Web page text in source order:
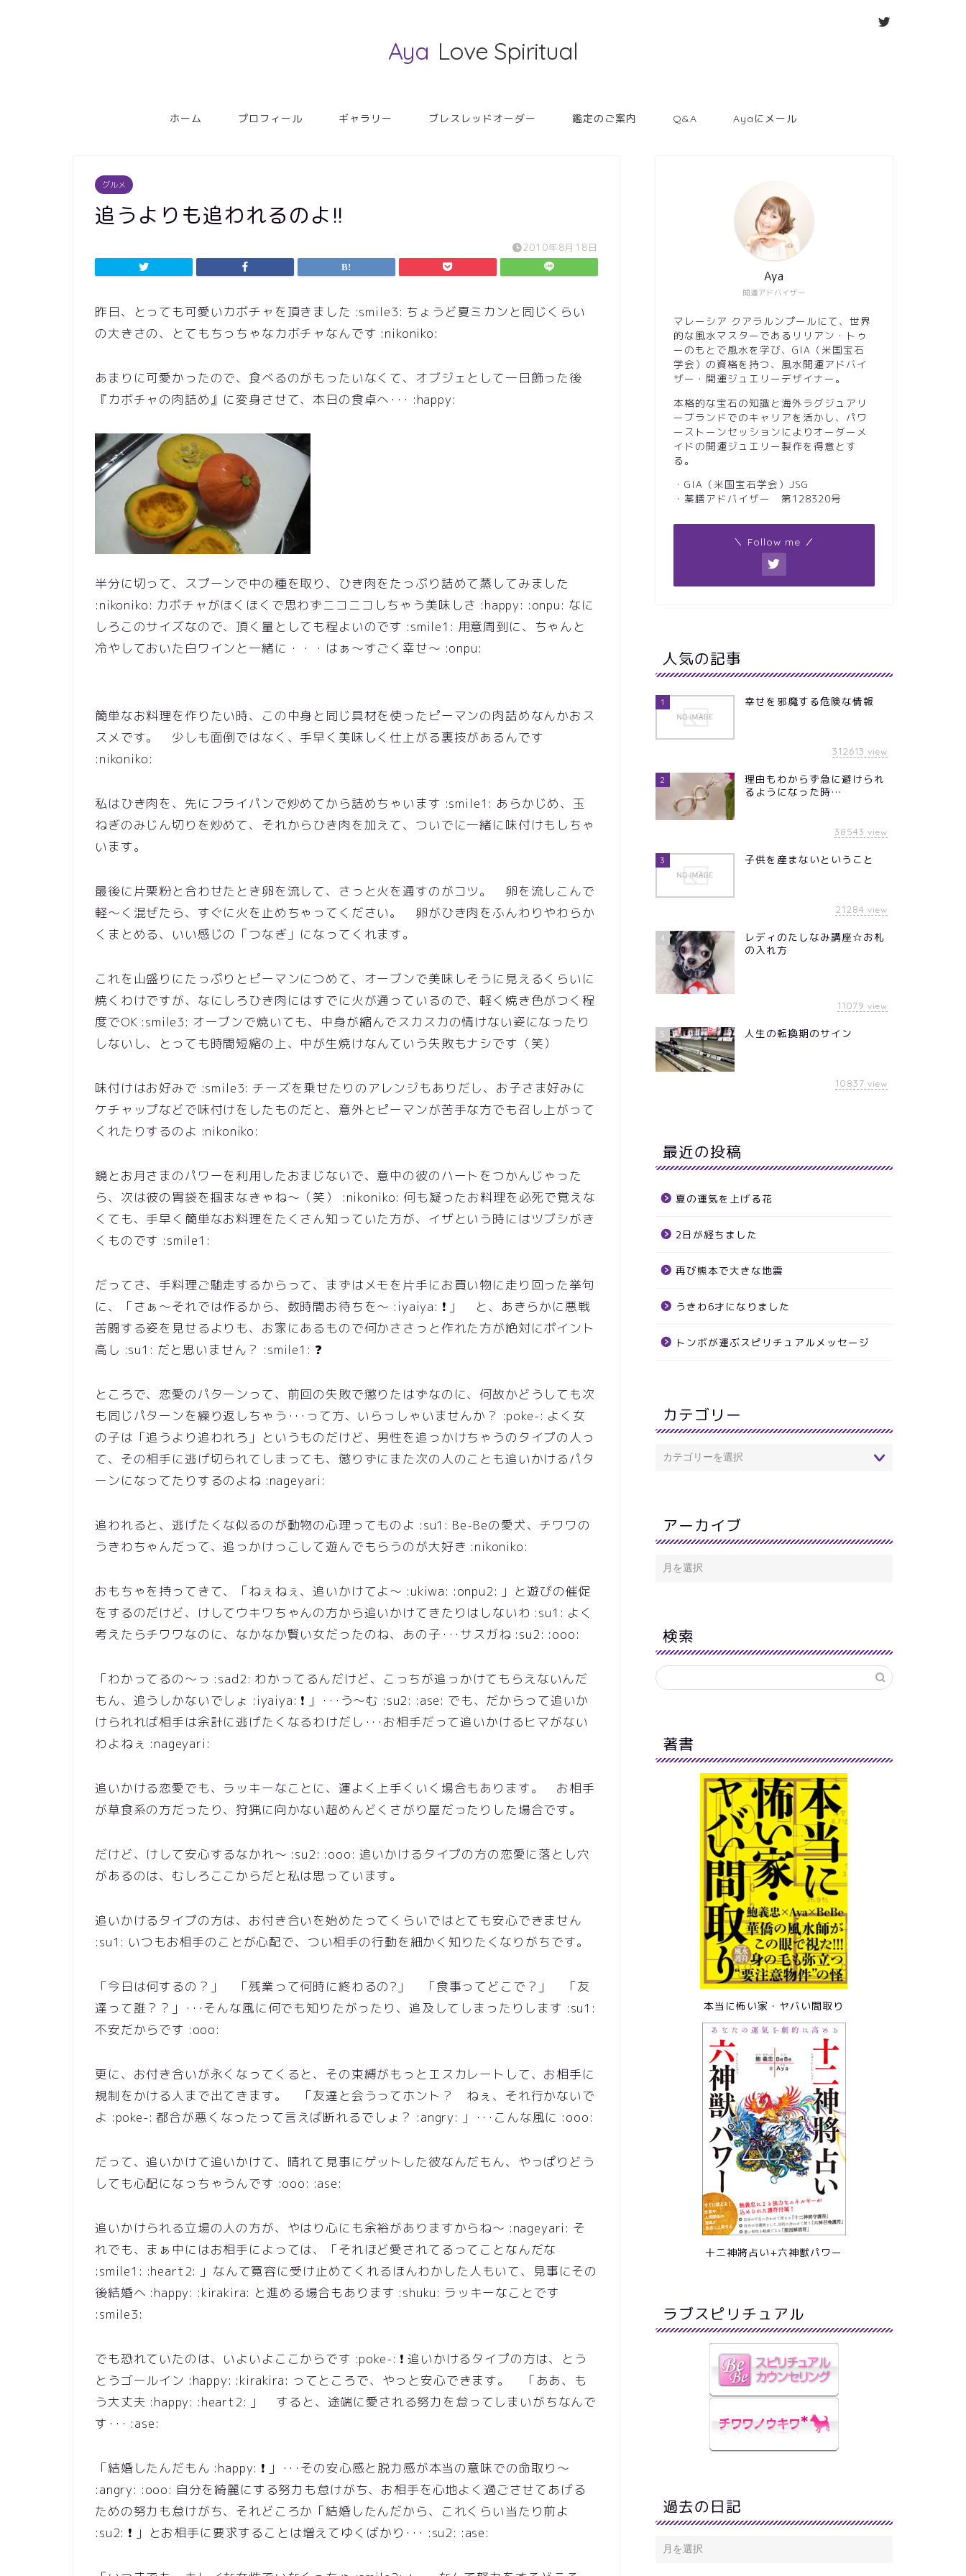
Aya Love Spiritual
ホーム プロフィール ギャラリー ブレスレッドオーダー 鑑定のご案内 Q&A Ayaにメール
グルメ
追うよりも追われるのよ!!
2010年8月18日
昨日、とっても可愛いカボチャを頂きました :smile3: ちょうど夏ミカンと同じくらい
の大きさの、とてもちっちゃなカボチャなんです :nikoniko:
あまりに可愛かったので、食べるのがもったいなくて、オブジェとして一日飾った後
『カボチャの肉詰め』に変身させて、本日の食卓へ･･･ :happy:
半分に切って、スプーンで中の種を取り、ひき肉をたっぷり詰めて蒸してみました
:nikoniko: カボチャがほくほくで思わずニコニコしちゃう美味しさ :happy: :onpu: なに
しろこのサイズなので、頂く量としても程よいのです :smile1: 用意周到に、ちゃんと
冷やしておいた白ワインと一緒に・・・はぁ～すごく幸せ～ :onpu:
簡単なお料理を作りたい時、この中身と同じ具材を使ったピーマンの肉詰めなんかおス
スメです。 少しも面倒ではなく、手早く美味しく仕上がる裏技があるんです
:nikoniko:
私はひき肉を、先にフライパンで炒めてから詰めちゃいます :smile1: あらかじめ、玉
ねぎのみじん切りを炒めて、それからひき肉を加えて、ついでに一緒に味付けもしちゃ
います。
最後に片栗粉と合わせたとき卵を流して、さっと火を通すのがコツ。 卵を流しこんで
軽～く混ぜたら、すぐに火を止めちゃってください。 卵がひき肉をふんわりやわらか
くまとめる、いい感じの「つなぎ」になってくれます。
これを山盛りにたっぷりとピーマンにつめて、オーブンで美味しそうに見えるくらいに
焼くわけですが、なにしろひき肉にはすでに火が通っているので、軽く焼き色がつく程
度でOK :smile3: オーブンで焼いても、中身が縮んでスカスカの情けない姿になったり
しないし、とっても時間短縮の上、中が生焼けなんていう失敗もナシです（笑）
味付けはお好みで :smile3: チーズを乗せたりのアレンジもありだし、お子さま好みに
ケチャップなどで味付けをしたものだと、意外とピーマンが苦手な方でも召し上がって
くれたりするのよ :nikoniko:
鏡とお月さまのパワーを利用したおまじないで、意中の彼のハートをつかんじゃった
ら、次は彼の胃袋を掴まなきゃね～（笑） :nikoniko: 何も凝ったお料理を必死で覚えな
くても、手早く簡単なお料理をたくさん知っていた方が、イザという時にはツブシがき
くものです :smile1:
だってさ、手料理ご馳走するからって、まずはメモを片手にお買い物に走り回った挙句
に、「さぁ～それでは作るから、数時間お待ちを～ :iyaiya: ❗ 」 と、あきらかに悪戦
苦闘する姿を見せるよりも、お家にあるもので何かささっと作れた方が絶対にポイント
高し :su1: だと思いません？ :smile1: ❓
ところで、恋愛のパターンって、前回の失敗で懲りたはずなのに、何故かどうしても次
も同じパターンを繰り返しちゃう･･･って方、いらっしゃいませんか？ :poke-: よく女
の子は「追うより追われろ」というものだけど、男性を追っかけちゃうのタイプの人っ
て、その相手に逃げ切られてしまっても、懲りずにまた次の人のことも追いかけるパタ
ーンになってたりするのよね :nageyari:
追われると、逃げたくな似るのが動物の心理ってものよ :su1: Be-Beの愛犬、チワワの
うきわちゃんだって、追っかけっこして遊んでもらうのが大好き :nikoniko:
おもちゃを持ってきて、「ねぇねぇ、追いかけてよ～ :ukiwa: :onpu2: 」と遊びの催促
をするのだけど、けしてウキワちゃんの方から追いかけてきたりはしないわ :su1: よく
考えたらチワワなのに、なかなか賢い女だったのね、あの子･･･サスガね :su2: :ooo:
「わかってるの～っ :sad2: わかってるんだけど、こっちが追っかけてもらえないんだ
もん、追うしかないでしょ :iyaiya: ❗ 」･･･う～む :su2: :ase: でも、だからって追いか
けられれば相手は余計に逃げたくなるわけだし･･･お相手だって追いかけるヒマがない
わよねぇ :nageyari:
追いかける恋愛でも、ラッキーなことに、運よく上手くいく場合もあります。 お相手
が草食系の方だったり、狩猟に向かない超めんどくさがり屋だったりした場合です。
だけど、けして安心するなかれ～ :su2: :ooo: 追いかけるタイプの方の恋愛に落とし穴
があるのは、むしろここからだと私は思っています。
追いかけるタイプの方は、お付き合いを始めたってくらいではとても安心できません
:su1: いつもお相手のことが心配で、つい相手の行動を細かく知りたくなりがちです。
「今日は何するの？」 「残業って何時に終わるの?」 「食事ってどこで？」 「友
達って誰？？」･･･そんな風に何でも知りたがったり、追及してしまったりします :su1:
不安だからです :ooo:
更に、お付き合いが永くなってくると、その束縛がもっとエスカレートして、お相手に
規制をかける人まで出てきます。 「友達と会うってホント？ ねぇ、それ行かないで
よ :poke-: 都合が悪くなったって言えば断れるでしょ？ :angry: 」･･･こんな風に :ooo:
だって、追いかけて追いかけて、晴れて見事にゲットした彼なんだもん、やっぱりどう
しても心配になっちゃうんです :ooo: :ase:
追いかけられる立場の人の方が、やはり心にも余裕がありますからね～ :nageyari: そ
れでも、まぁ中にはお相手によっては、「それほど愛されてるってことなんだな
:smile1: :heart2: 」なんて寛容に受け止めてくれるほんわかした人もいて、見事にその
後結婚へ :happy: :kirakira: と進める場合もあります :shuku: ラッキーなことです
:smile3:
でも恐れていたのは、いよいよここからです :poke-: ❗ 追いかけるタイプの方は、とう
とうゴールイン :happy: :kirakira: ってところで、やっと安心できます。 「ああ、も
う大丈夫 :happy: :heart2: 」 すると、途端に愛される努力を怠ってしまいがちなんで
す･･･ :ase:
「結婚したんだもん :happy: ❗ 」･･･その安心感と脱力感が本当の意味での命取り～
:angry: :ooo: 自分を綺麗にする努力も怠けがち、お相手を心地よく過ごさせてあげる
ための努力も怠けがち、それどころか「結婚したんだから、これくらい当たり前よ
:su2: ❗ 」とお相手に要求することは増えてゆくばかり･･･ :su2: :ase:
開運アドバイザー
Aya
マレーシア クアラルンプールにて、世界
的な風水マスターであるリリアン・トゥ
ーのもとで風水を学び、GIA（米国宝石
学会）の資格を持つ、風水開運アドバイ
ザー・開運ジュエリーデザイナー。
本格的な宝石の知識と海外ラグジュアリ
ーブランドでのキャリアを活かし、パワ
ーストーンセッションによりオーダーメ
イドの開運ジュエリー製作を得意とす
る。
・GIA（米国宝石学会）JSG
・薬膳アドバイザー 第128320号
＼ Follow me ／
人気の記事
1 幸せを邪魔する危険な情報
312613 view
2
理由もわからず急に避けられ
るようになった時…
38543 view
3 子供を産まないということ
21284 view
4
レディのたしなみ講座☆お札
の入れ方
11079 view
5 人生の転換期のサイン
10837 view
最近の投稿
夏の運気を上げる花
2日が経ちました
再び熊本で大きな地震
うきわ6才になりました
トンボが運ぶスピリチュアルメッセージ
カテゴリー
アーカイブ
検索
著書
本当に怖い家・ヤバい間取り
十二神將占い+六神獣パワー
ラブスピリチュアル
過去の日記